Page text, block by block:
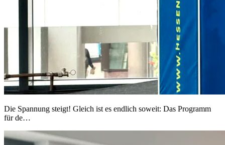
Die Spannung steigt! Gleich ist es endlich soweit: Das Programm
für de…